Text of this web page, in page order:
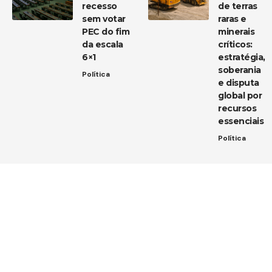
recesso
sem votar
PEC do fim
da escala
6×1
Política
de terras
raras e
minerais
críticos:
estratégia,
soberania
e disputa
global por
recursos
essenciais
Política